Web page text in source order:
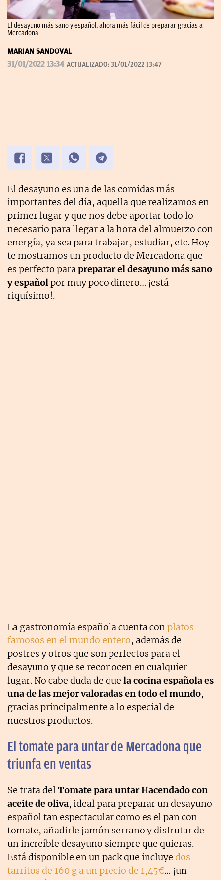
El desayuno más sano y español, ahora más fácil de preparar gracias a
Mercadona
MARIAN SANDOVAL
31/01/2022 13:34 ACTUALIZADO: 31/01/2022 13:47
El desayuno es una de las comidas más
importantes del día, aquella que realizamos en
primer lugar y que nos debe aportar todo lo
necesario para llegar a la hora del almuerzo con
energía, ya sea para trabajar, estudiar, etc. Hoy
te mostramos un producto de Mercadona que
es perfecto parapreparar el desayuno más sano
y españolpor muy poco dinero… ¡está
riquísimo!.
La gastronomía española cuenta conplatos
famosos en el mundo entero, además de
postres y otros que son perfectos para el
desayuno y que se reconocen en cualquier
lugar. No cabe duda de que la cocina española es
una de las mejor valoradas en todo el mundo,
gracias principalmente a lo especial de
nuestros productos.
El tomate para untar de Mercadona que
triunfa en ventas
Se trata delTomate para untar Hacendado con
aceite de oliva, ideal para preparar un desayuno
español tan espectacular como es el pan con
tomate, añadirle jamón serrano y disfrutar de
un increíble desayuno siempre que quieras.
Está disponible en un pack que incluye dos
tarritos de 160 g a un precio de 1,45€… ¡un